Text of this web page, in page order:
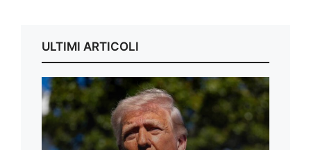
ULTIMI ARTICOLI